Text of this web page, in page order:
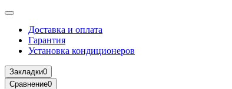
Доставка и оплата
Гарантия
Установка кондиционеров
Закладки0
Сравнение0